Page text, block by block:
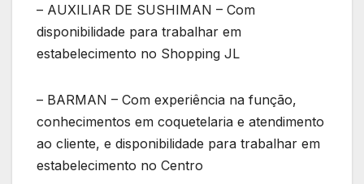
– AUXILIAR DE SUSHIMAN – Com
disponibilidade para trabalhar em
estabelecimento no Shopping JL
– BARMAN – Com experiência na função,
conhecimentos em coquetelaria e atendimento
ao cliente, e disponibilidade para trabalhar em
estabelecimento no Centro